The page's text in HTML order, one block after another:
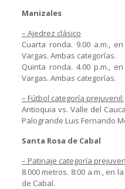
Manizales
– Ajedrez clásico
Cuarta ronda. 9.00 a.m.,
Vargas. Ambas categorías.
Quinta ronda. 4.00 p.m.,
Vargas. Ambas categorías.
– Fútbol categoría prejuvenil:
Antioquia vs. Valle del
Palogrande Luis Fernando
Santa Rosa de Cabal
– Patinaje categoría
8.000 metros. 8:00 a.m., en
de Cabal.